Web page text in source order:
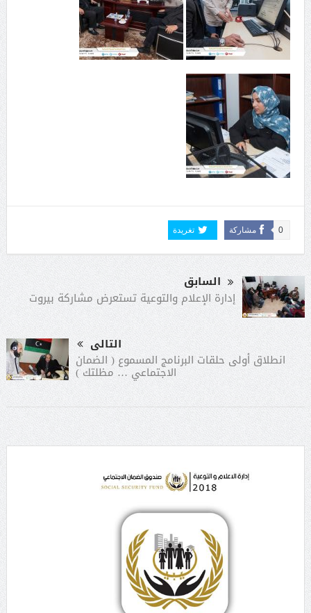
مشاركة 0 تغريدة
السابق
إدارة الإعلام والتوعية تستعرض مشاركة بيروت
التالى
انطلاق أولى حلقات البرنامج المسموع ( الضمان
الاجتماعي … مظلتك )